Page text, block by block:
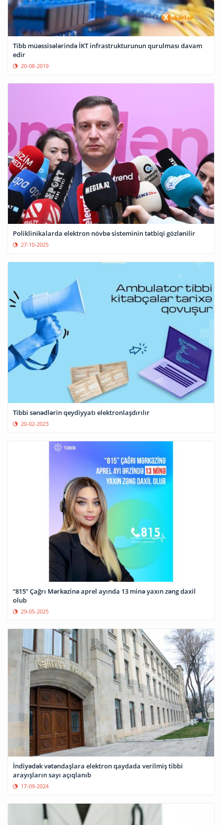
Tibb müəssisələrində İKT infrastrukturunun qurulması davam
edir
20-08-2019
Poliklinikalarda elektron növbə sisteminin tətbiqi gözlənilir
27-10-2025
Tibbi sənədlərin qeydiyyatı elektronlaşdırılır
20-02-2023
“815” Çağrı Mərkəzinə aprel ayında 13 minə yaxın zəng daxil
olub
29-05-2025
İndiyədək vətəndaşlara elektron qaydada verilmiş tibbi
arayışların sayı açıqlanıb
17-09-2024